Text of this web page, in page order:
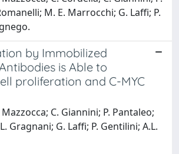
M. E. Marrocchi; G. Laffi; P.
by Immobilized
is Able to
proliferation and C-MYC
Mazzocca; C. Giannini; P. Pantaleo;
Gragnani; G. Laffi; P. Gentilini; A.L.